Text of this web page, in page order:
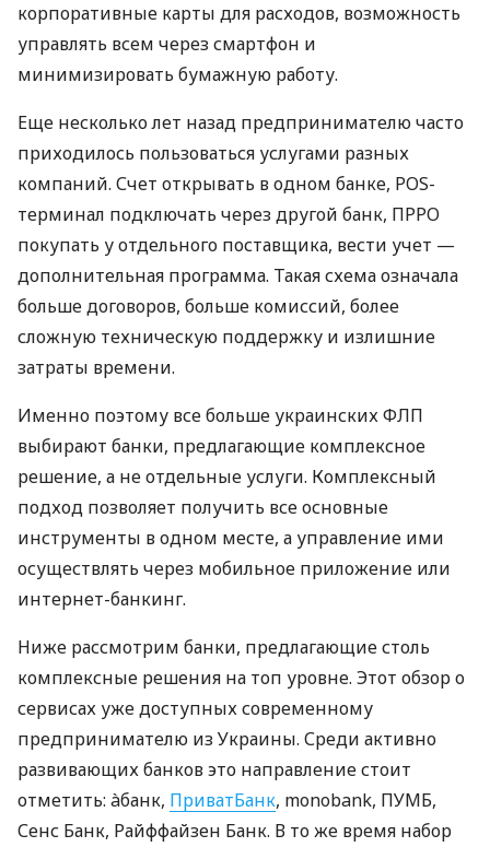
корпоративные карты для расходов, возможность
управлять всем через смартфон и
минимизировать бумажную работу.
Еще несколько лет назад предпринимателю часто
приходилось пользоваться услугами разных
компаний. Счет открывать в одном банке, POS-
терминал подключать через другой банк, ПРРО
покупать у отдельного поставщика, вести учет —
дополнительная программа. Такая схема означала
больше договоров, больше комиссий, более
сложную техническую поддержку и излишние
затраты времени.
Именно поэтому все больше украинских ФЛП
выбирают банки, предлагающие комплексное
решение, а не отдельные услуги. Комплексный
подход позволяет получить все основные
инструменты в одном месте, а управление ими
осуществлять через мобильное приложение или
интернет-банкинг.
Ниже рассмотрим банки, предлагающие столь
комплексные решения на топ уровне. Этот обзор о
сервисах уже доступных современному
предпринимателю из Украины. Среди активно
развивающих банков это направление стоит
отметить: àбанк, ПриватБанк, monobank, ПУМБ,
Сенс Банк, Райффайзен Банк. В то же время набор